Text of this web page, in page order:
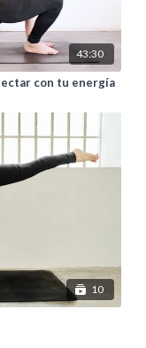
43:30
con tu energía
10